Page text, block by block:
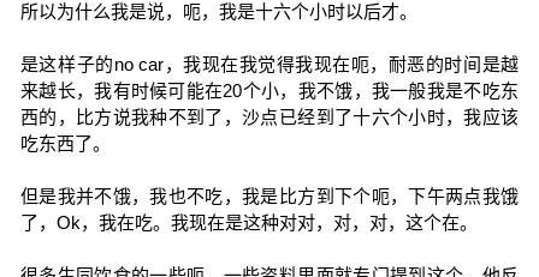
所以为什么我是说，呃，我是十六个小时以后才。
是这样子的no car，我现在我觉得我现在呃，耐恶的时间是越
来越长，我有时候可能在20个小，我不饿，我一般我是不吃东
西的，比方说我种不到了，沙点已经到了十六个小时，我应该
吃东西了。
但是我并不饿，我也不吃，我是比方到下个呃，下午两点我饿
了，Ok，我在吃。我现在是这种对对，对，对，这个在。